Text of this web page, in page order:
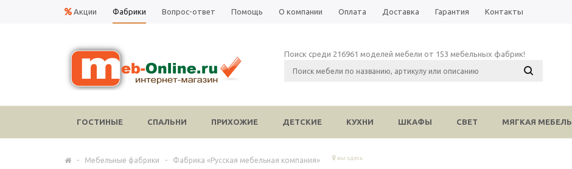
Акции Фабрики Вопрос-ответ Помощь О компании Оплата Доставка Гарантия Контакты
Поиск среди 216961 моделей мебели от 153 мебельных фабрик!
ГОСТИНЫЕ СПАЛЬНИ ПРИХОЖИЕ ДЕТСКИЕ КУХНИ ШКАФЫ СВЕТ МЯГКАЯ МЕБЕЛЬ
- Мебельные фабрики - Фабрика «Русская мебельная компания» вы здесь